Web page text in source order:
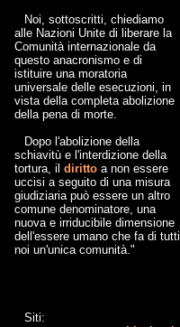
Noi, sottoscritti, chiediamo
alle Nazioni Unite di liberare la
Comunità internazionale da
questo anacronismo e di
istituire una moratoria
universale delle esecuzioni, in
vista della completa abolizione
della pena di morte.
Dopo l'abolizione della
schiavitù e l'interdizione della
tortura, il dirittoa non essere
uccisi a seguito di una misura
giudiziaria può essere un altro
comune denominatore, una
nuova e irriducibile dimensione
dell'essere umano che fa di tutti
noi un'unica comunità."
Siti: